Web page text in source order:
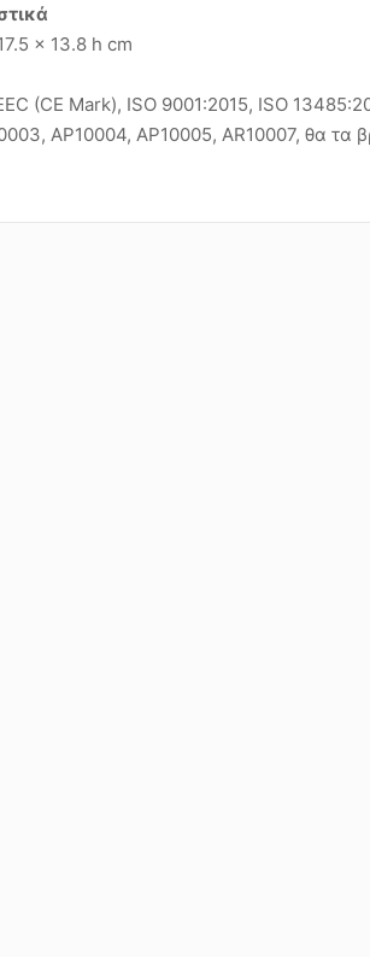
x 13.8 h cm
(CE Mark), ISO 9001:2015, ISO
ΑΡ10004, ΑΡ10005, AR10007, θα τα